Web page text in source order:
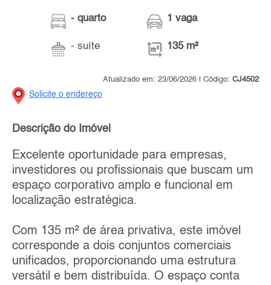
- quarto
- suíte
1 vaga
135 m²
Atualizado em: 23/06/2026 | Código: CJ4502
Solicite o endereço
Descrição do Imóvel
Excelente oportunidade para empresas,
investidores ou profissionais que buscam um
espaço corporativo amplo e funcional em
localização estratégica.
Com 135 m² de área privativa, este imóvel
corresponde a dois conjuntos comerciais
unificados, proporcionando uma estrutura
versátil e bem distribuída. O espaço conta